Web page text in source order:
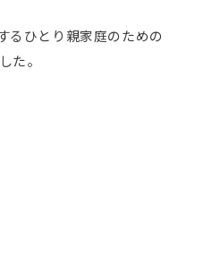
るひとり親家庭のための
た。